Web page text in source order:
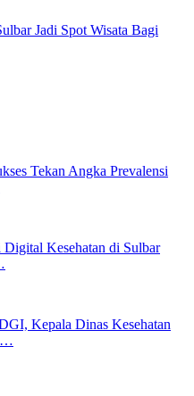
Jadi Spot Wisata Bagi
Tekan Angka Prevalensi
Kesehatan di Sulbar
Kepala Dinas Kesehatan